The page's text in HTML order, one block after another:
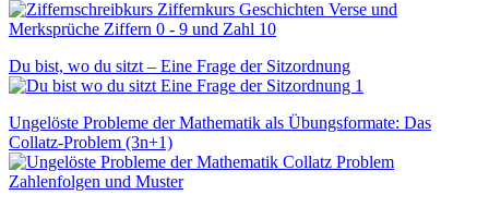
Du bist, wo du sitzt – Eine Frage der Sitzordnung
Ungelöste Probleme der Mathematik als Übungsformate: Das
Collatz-Problem (3n+1)